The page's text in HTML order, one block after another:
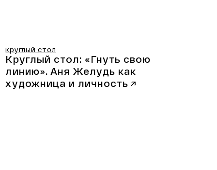
круглый стол
Круглый стол: «Гнуть свою
линию». Аня Желудь как
художница и личность ↗